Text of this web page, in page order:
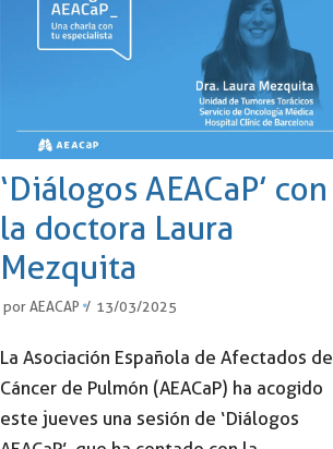
‘Diálogos AEACaP’ con
la doctora Laura
Mezquita
por AEACAP 13/03/2025
La Asociación Española de Afectados de
Cáncer de Pulmón (AEACaP) ha acogido
este jueves una sesión de ‘Diálogos